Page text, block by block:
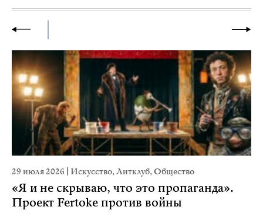
29 июля 2026 Искусство,Литклуб,Общество
«Я и не скрываю, что это пропаганда».
Проект Fertoke против войны